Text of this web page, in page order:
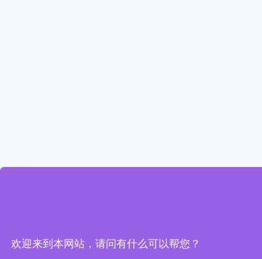
欢迎来到本网站，请问有什么可以帮您？